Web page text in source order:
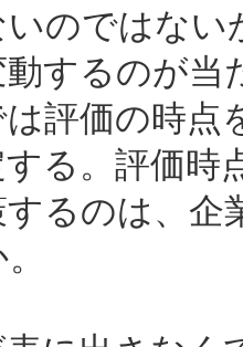
のではない
するのが当
評価の時点
る。評価時
るのは、企